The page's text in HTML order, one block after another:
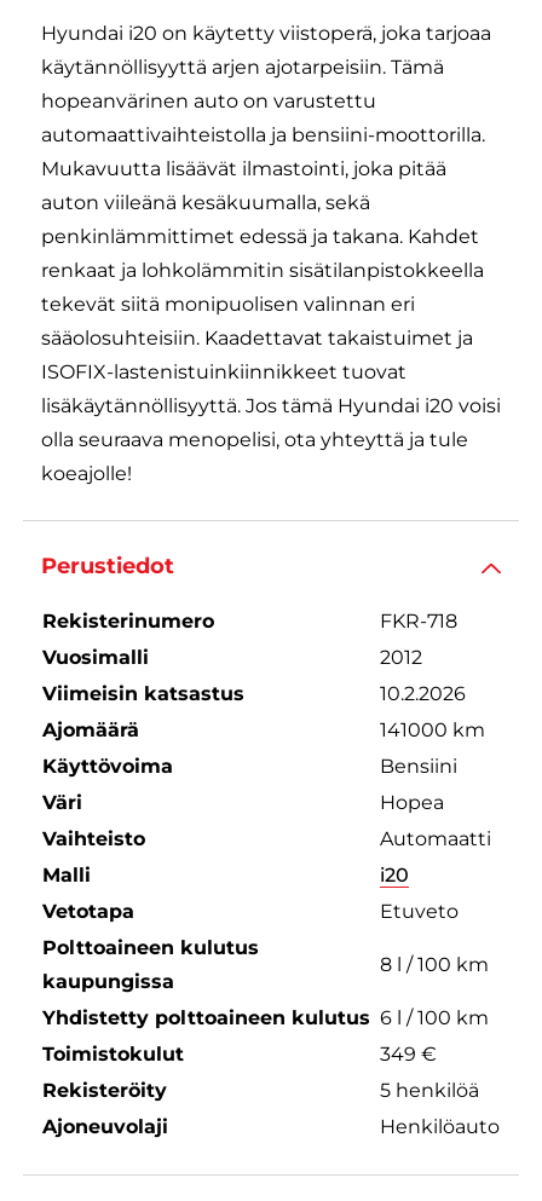
Hyundai i20 on käytetty viistoperä, joka tarjoaa
käytännöllisyyttä arjen ajotarpeisiin. Tämä
hopeanvärinen auto on varustettu
automaattivaihteistolla ja bensiini-moottorilla.
Mukavuutta lisäävät ilmastointi, joka pitää
auton viileänä kesäkuumalla, sekä
penkinlämmittimet edessä ja takana. Kahdet
renkaat ja lohkolämmitin sisätilanpistokkeella
tekevät siitä monipuolisen valinnan eri
sääolosuhteisiin. Kaadettavat takaistuimet ja
ISOFIX-lastenistuinkiinnikkeet tuovat
lisäkäytännöllisyyttä. Jos tämä Hyundai i20 voisi
olla seuraava menopelisi, ota yhteyttä ja tule
koeajolle!
Perustiedot
Rekisterinumero
FKR-718
Vuosimalli
2012
Viimeisin katsastus
10.2.2026
Ajomäärä
141000 km
Käyttövoima
Bensiini
Väri
Hopea
Vaihteisto
Automaatti
Malli
i20
Vetotapa
Etuveto
Polttoaineen kulutus
kaupungissa
8 l / 100 km
Yhdistetty polttoaineen kulutus 6 l / 100 km
Toimistokulut
349 €
Rekisteröity
5 henkilöä
Ajoneuvolaji
Henkilöauto